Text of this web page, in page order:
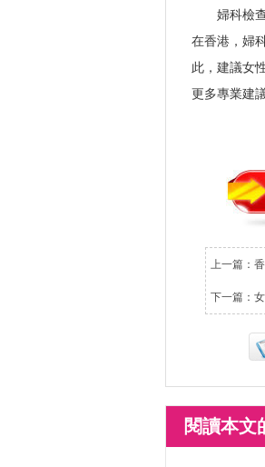
婦科檢
在香港，婦
此，建議女
更多專業建議
上一篇：
下一篇：
閱讀本文